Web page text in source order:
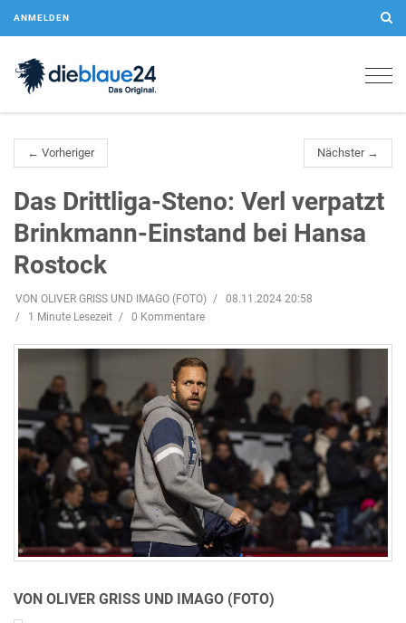
ANMELDEN
← Vorheriger Nächster →
Das Drittliga-Steno: Verl verpatzt
Brinkmann-Einstand bei Hansa
Rostock
VON OLIVER GRISS UND IMAGO (FOTO)
08.11.2024 20:58
1 Minute Lesezeit
0 Kommentare
VON OLIVER GRISS UND IMAGO (FOTO)